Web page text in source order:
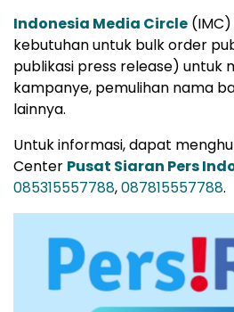
Indonesia Media Circle
kebutuhan untuk bulk order
publikasi press release) untuk
kampanye, pemulihan nama
lainnya.
Untuk informasi, dapat
Center Pusat Siaran Pers
085315557788,087815557788.